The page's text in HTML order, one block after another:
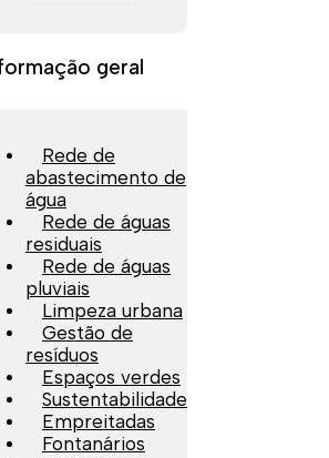
geral
Rede de
abastecimento de
água
Rede de águas
residuais
Rede de águas
pluviais
Limpeza urbana
Gestão de
resíduos
Espaços verdes
Sustentabilidade
Empreitadas
Fontanários